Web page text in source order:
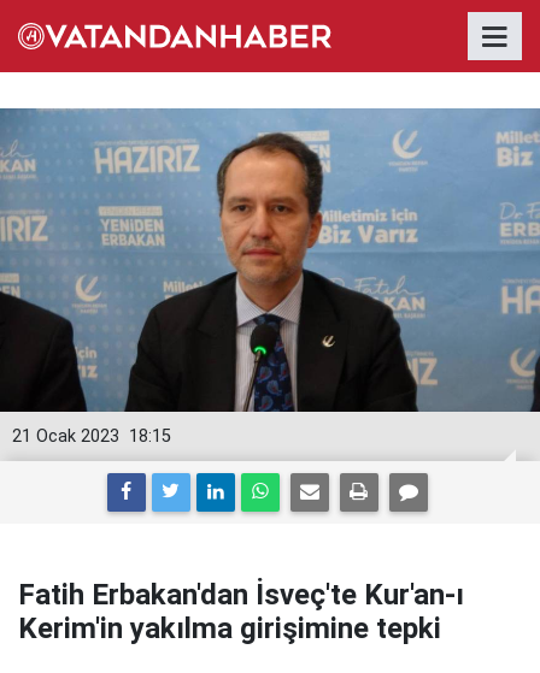
18:15
21 Ocak 2023
Fatih Erbakan'dan İsveç'te Kur'an-ı
Kerim'in yakılma girişimine tepki